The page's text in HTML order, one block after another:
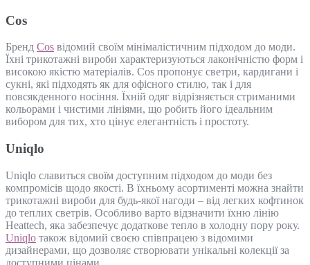
Cos
Бренд Cos відомий своїм мінімалістичним підходом до моди.
Їхні трикотажні вироби характеризуються лаконічністю форм і
високою якістю матеріалів. Cos пропонує светри, кардигани і
сукні, які підходять як для офісного стилю, так і для
повсякденного носіння. Їхній одяг відрізняється стриманими
кольорами і чистими лініями, що робить його ідеальним
вибором для тих, хто цінує елегантність і простоту.
Uniqlo
Uniqlo славиться своїм доступним підходом до моди без
компромісів щодо якості. В їхньому асортименті можна знайти
трикотажні вироби для будь-якої нагоди – від легких кофтинок
до теплих светрів. Особливо варто відзначити їхню лінію
Heattech, яка забезпечує додаткове тепло в холодну пору року.
Uniqlo також відомий своєю співпрацею з відомими
дизайнерами, що дозволяє створювати унікальні колекції за
доступними цінами.